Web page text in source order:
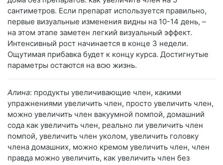
сантиметров. Если препарат используется правильно,
первые визуальные изменения видны на 10-14 день, –
на этом этапе заметен легкий визуальный эффект.
Интенсивный рост начинается в конце 3 недели.
Ощутимая прибавка будет к концу курса. Достигнутые
параметры остаются на всю жизнь.
Алина: продукты увеличивающие член, какими
упражнениями увеличить член, просто увеличить член,
можно увеличить член вакуумной помпой, домашний
сода как увеличить член, реально ли увеличить член
помпой, увеличить член уколом, увеличить головку
члена домашних, можно кремом увеличить член, член
правда можно увеличить, как увеличить член без